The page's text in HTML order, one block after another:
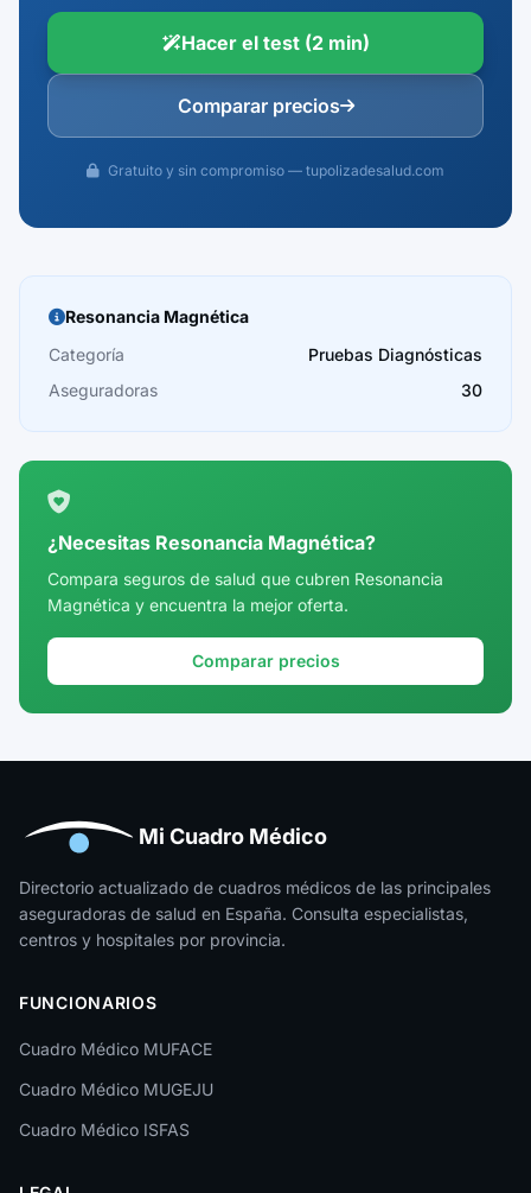
Hacer el test (2 min)
Comparar precios
Gratuito y sin compromiso — tupolizadesalud.com
Resonancia Magnética
Categoría
Pruebas Diagnósticas
Aseguradoras
30
¿Necesitas Resonancia Magnética?
Compara seguros de salud que cubren Resonancia
Magnética y encuentra la mejor oferta.
Comparar precios
Mi Cuadro Médico
Directorio actualizado de cuadros médicos de las principales
aseguradoras de salud en España. Consulta especialistas,
centros y hospitales por provincia.
FUNCIONARIOS
Cuadro Médico MUFACE
Cuadro Médico MUGEJU
Cuadro Médico ISFAS